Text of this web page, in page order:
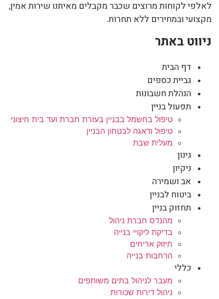
לאלפי לקוחות מרוצים שכבר מקבלים מאיתנו שירות אמין,
מקצועי ובמחירים ללא תחרות.
ניווט באתר
דף הבית
גביית כספים
הנהלת חשבונות
תפעול בניין
טיפול בחשמל בבניין בעזרת חברת ועד בית חיצוני
טיפול ודאגה לבטחון הבניין
מעלית שבת
גינון
ניקיון
אב ושמירה
ביטוח לבניין
תחזוק בניין
מהנדס חברת ניהול
בדיקת ליקויי בנייה
חיזוק אריחים
הרחבות בנייה
כללי
מעבר לניהול בתים משותפים
ניהול דירות שכורות